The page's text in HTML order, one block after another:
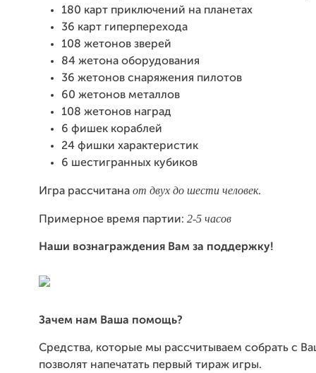
180 карт приключений на планетах
36 карт гиперперехода
108 жетонов зверей
84 жетона оборудования
36 жетонов снаряжения пилотов
60 жетонов металлов
108 жетонов наград
6 фишек кораблей
24 фишки характеристик
6 шестигранных кубиков
Игра рассчитана от двух до шести человек.
Примерное время партии: 2-5 часов
Наши вознаграждения Вам за поддержку!
Зачем нам Ваша помощь?
Средства, которые мы рассчитываем собрать с
позволят напечатать первый тираж игры.